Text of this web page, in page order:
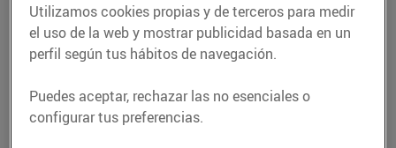
Utilizamos cookies propias y de terceros para medir
el uso de la web y mostrar publicidad basada en un
perfil según tus hábitos de navegación.
Puedes aceptar, rechazar las no esenciales o
configurar tus preferencias.